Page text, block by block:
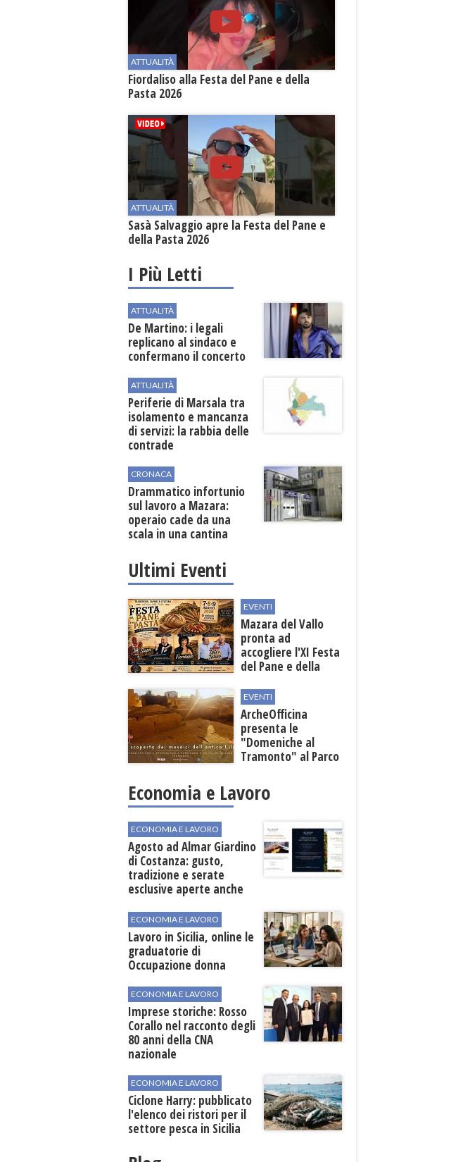
ATTUALITÀ
Fiordaliso alla Festa del Pane e della
Pasta 2026
ATTUALITÀ
Sasà Salvaggio apre la Festa del Pane e
della Pasta 2026
I Più Letti
ATTUALITÀ
De Martino: i legali
replicano al sindaco e
confermano il concerto
ATTUALITÀ
Periferie di Marsala tra
isolamento e mancanza
di servizi: la rabbia delle
contrade
CRONACA
Drammatico infortunio
sul lavoro a Mazara:
operaio cade da una
scala in una cantina
Ultimi Eventi
EVENTI
Mazara del Vallo
pronta ad
accogliere l'XI Festa
del Pane e della
EVENTI
ArcheOfficina
presenta le
"Domeniche al
Tramonto" al Parco
Economia e Lavoro
ECONOMIA E LAVORO
Agosto ad Almar Giardino
di Costanza: gusto,
tradizione e serate
esclusive aperte anche
ECONOMIA E LAVORO
Lavoro in Sicilia, online le
graduatorie di
Occupazione donna
ECONOMIA E LAVORO
Imprese storiche: Rosso
Corallo nel racconto degli
80 anni della CNA
nazionale
ECONOMIA E LAVORO
Ciclone Harry: pubblicato
l'elenco dei ristori per il
settore pesca in Sicilia